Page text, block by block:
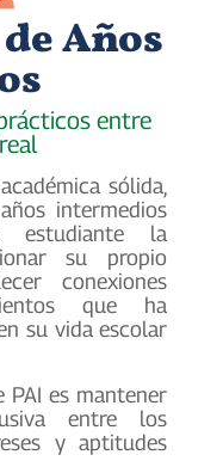
Años
entre
sólida,
intermedios
estudiante la
su propio
conexiones
que ha
su vida escolar
es mantener
entre los
y aptitudes